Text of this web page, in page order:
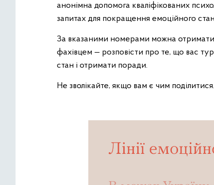
анонімна допомога кваліфікованих
запитах для покращення емоційного
За вказаними номерами можна отримати
фахівцем — розповісти про те, що вас
стан і отримати поради.
Не зволікайте, якщо вам є чим